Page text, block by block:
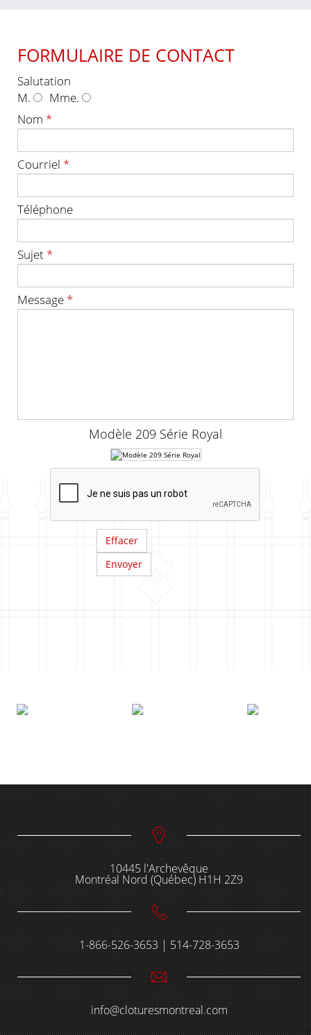
FORMULAIRE DE CONTACT
Salutation
M.
Mme.
Nom *
Courriel *
Téléphone
Sujet *
Message *
Modèle 209 Série Royal
10445 l'Archevêque
Montréal Nord (Québec) H1H 2Z9
1-866-526-3653 | 514-728-3653
info@cloturesmontreal.com